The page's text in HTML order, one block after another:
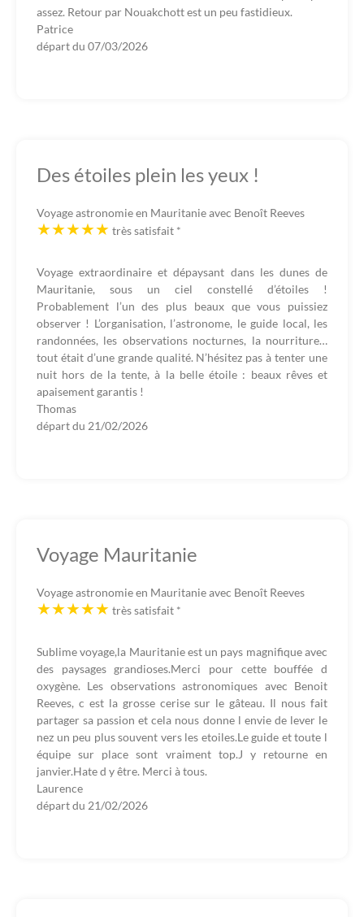
assez. Retour par Nouakchott est un peu fastidieux.
Patrice
départ du 07/03/2026
Des étoiles plein les yeux !
Voyage astronomie en Mauritanie avec Benoît Reeves
très satisfait *
Voyage extraordinaire et dépaysant dans les dunes de
Mauritanie, sous un ciel constellé d’étoiles !
Probablement l’un des plus beaux que vous puissiez
observer ! L’organisation, l’astronome, le guide local, les
randonnées, les observations nocturnes, la nourriture…
tout était d’une grande qualité. N’hésitez pas à tenter une
nuit hors de la tente, à la belle étoile : beaux rêves et
apaisement garantis !
Thomas
départ du 21/02/2026
Voyage Mauritanie
Voyage astronomie en Mauritanie avec Benoît Reeves
très satisfait *
Sublime voyage,la Mauritanie est un pays magnifique avec
des paysages grandioses.Merci pour cette bouffée d
oxygène. Les observations astronomiques avec Benoit
Reeves, c est la grosse cerise sur le gâteau. Il nous fait
partager sa passion et cela nous donne l envie de lever le
nez un peu plus souvent vers les etoiles.Le guide et toute l
équipe sur place sont vraiment top.J y retourne en
janvier.Hate d y être. Merci à tous.
Laurence
départ du 21/02/2026